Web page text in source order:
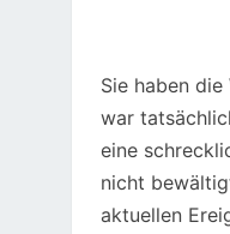
Sie haben
war
eine
nicht
aktuellen